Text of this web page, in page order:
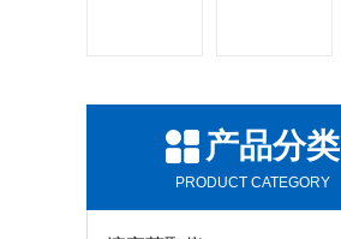
产品分类
PRODUCT CATEGORY